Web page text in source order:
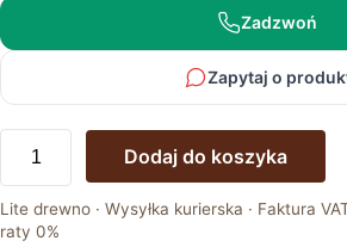
Zadzwoń
Zapytaj o
Wąska
Komoda
Drewniana
Dodaj do koszyka
Lite drewno · Wysyłka kurierska · Faktura
raty 0%